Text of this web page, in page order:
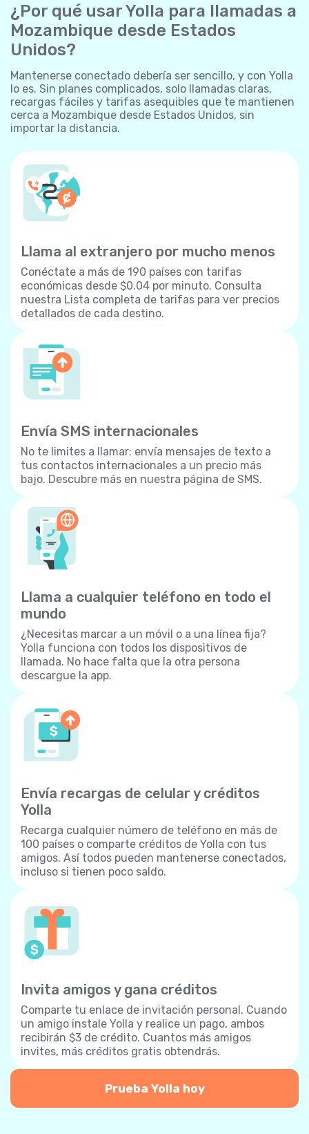
¿Por qué usar Yolla para llamadas a
Mozambique desde Estados
Unidos?
Mantenerse conectado debería ser sencillo, y con Yolla
lo es. Sin planes complicados, solo llamadas claras,
recargas fáciles y tarifas asequibles que te mantienen
cerca a Mozambique desde Estados Unidos, sin
importar la distancia.
Llama al extranjero por mucho menos
Conéctate a más de 190 países con tarifas
económicas desde $0.04 por minuto. Consulta
nuestra Lista completa de tarifas para ver precios
detallados de cada destino.
Envía SMS internacionales
No te limites a llamar: envía mensajes de texto a
tus contactos internacionales a un precio más
bajo. Descubre más en nuestra página de SMS.
Llama a cualquier teléfono en todo el
mundo
¿Necesitas marcar a un móvil o a una línea fija?
Yolla funciona con todos los dispositivos de
llamada. No hace falta que la otra persona
descargue la app.
Envía recargas de celular y créditos
Yolla
Recarga cualquier número de teléfono en más de
100 países o comparte créditos de Yolla con tus
amigos. Así todos pueden mantenerse conectados,
incluso si tienen poco saldo.
Invita amigos y gana créditos
Comparte tu enlace de invitación personal. Cuando
un amigo instale Yolla y realice un pago, ambos
recibirán $3 de crédito. Cuantos más amigos
invites, más créditos gratis obtendrás.
Prueba Yolla hoy